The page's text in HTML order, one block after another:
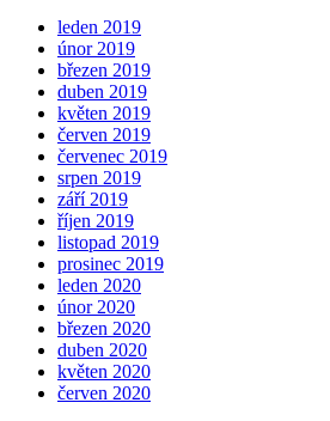
leden 2019
únor 2019
březen 2019
duben 2019
květen 2019
červen 2019
červenec 2019
srpen 2019
září 2019
říjen 2019
listopad 2019
prosinec 2019
leden 2020
únor 2020
březen 2020
duben 2020
květen 2020
červen 2020